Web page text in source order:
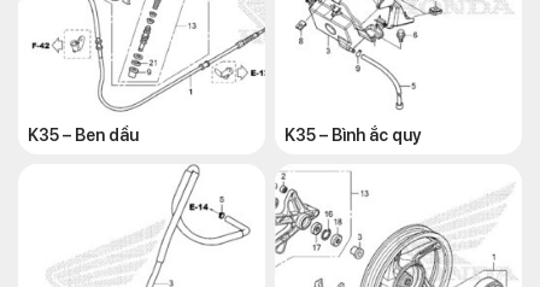
K35 – Ben dầu K35 – Bình ắc quy